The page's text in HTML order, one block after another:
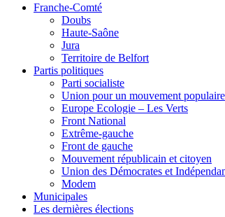
Franche-Comté
Doubs
Haute-Saône
Jura
Territoire de Belfort
Partis politiques
Parti socialiste
Union pour un mouvement populaire
Europe Ecologie – Les Verts
Front National
Extrême-gauche
Front de gauche
Mouvement républicain et citoyen
Union des Démocrates et
Modem
Municipales
Les dernières élections